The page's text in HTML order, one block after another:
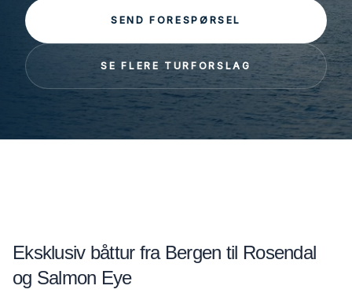
SEND FORESPØRSEL
SE FLERE TURFORSLAG
Eksklusiv båttur fra Bergen til Rosendal
og Salmon Eye